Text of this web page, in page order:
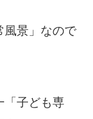
風景」なので
「子ども専